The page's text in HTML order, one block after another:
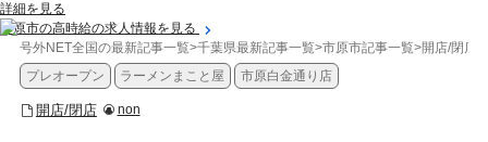
詳細を見る
市原市の高時給の求人情報を見る
号外NET全国の最新記事一覧>千葉県最新記事一覧>市原市記事一覧>開店/閉店
プレオープン
ラーメンまこと屋 市原白金通り店
開店/閉店 non